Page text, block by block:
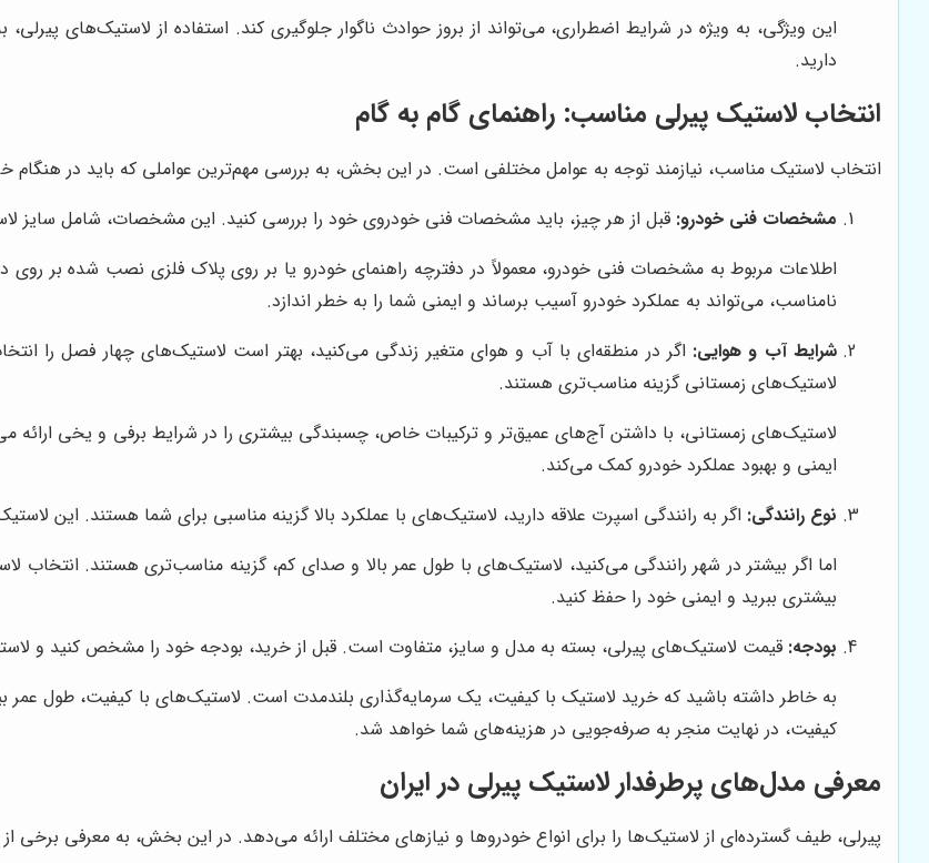
این ویژگی، به ویژه در شرایط اضطراری، می‌تواند از بروز حوادث ناگوار جلوگیری کند. استفاده از لاستیک‌های
دارید.
انتخاب لاستیک پیرلی مناسب: راهنمای گام به گام
انتخاب لاستیک مناسب، نیازمند توجه به عوامل مختلفی است. در این بخش، به بررسی مهم‌ترین عواملی که باید در هنگام
مشخصات فنی خودرو: قبل از هر چیز، باید مشخصات فنی خودروی خود را بررسی کنید. این مشخصات، شامل سایز
اطلاعات مربوط به مشخصات فنی خودرو، معمولاً در دفترچه راهنمای خودرو یا بر روی پلاک فلزی نصب شده بر
نامناسب، می‌تواند به عملکرد خودرو آسیب برساند و ایمنی شما را به خطر اندازد.
شرایط آب و هوایی: اگر در منطقه‌ای با آب و هوای متغیر زندگی می‌کنید، بهتر است لاستیک‌های چهار فصل را
لاستیک‌های زمستانی گزینه مناسب‌تری هستند.
لاستیک‌های زمستانی، با داشتن آج‌های عمیق‌تر و ترکیبات خاص، چسبندگی بیشتری را در شرایط برفی و یخی ارائه
ایمنی و بهبود عملکرد خودرو کمک می‌کند.
نوع رانندگی: اگر به رانندگی اسپرت علاقه دارید، لاستیک‌های با عملکرد بالا گزینه مناسبی برای شما هستند. این
اما اگر بیشتر در شهر رانندگی می‌کنید، لاستیک‌های با طول عمر بالا و صدای کم، گزینه مناسب‌تری هستند. انتخاب
بیشتری ببرید و ایمنی خود را حفظ کنید.
بودجه: قیمت لاستیک‌های پیرلی، بسته به مدل و سایز، متفاوت است. قبل از خرید، بودجه خود را مشخص کنید و
به خاطر داشته باشید که خرید لاستیک با کیفیت، یک سرمایه‌گذاری بلندمدت است. لاستیک‌های با کیفیت، طول عمر
کیفیت، در نهایت منجر به صرفه‌جویی در هزینه‌های شما خواهد شد.
معرفی مدل‌های پرطرفدار لاستیک پیرلی در ایران
پیرلی، طیف گسترده‌ای از لاستیک‌ها را برای انواع خودروها و نیازهای مختلف ارائه می‌دهد. در این بخش، به معرفی برخی از